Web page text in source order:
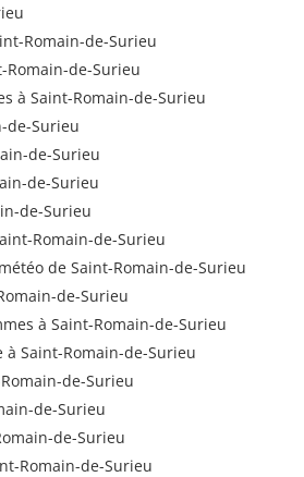
Romain-de-Surieu
Romain-de-Surieu
à Saint-Romain-de-Surieu
de-Surieu
de-Surieu
de-Surieu
de-Surieu
Romain-de-Surieu
de Saint-Romain-de-Surieu
de-Surieu
à Saint-Romain-de-Surieu
Saint-Romain-de-Surieu
de-Surieu
de-Surieu
de-Surieu
Romain-de-Surieu